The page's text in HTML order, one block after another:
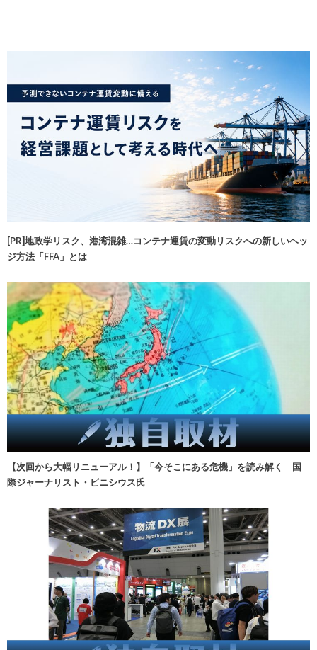
[PR]地政学リスク、港湾混雑…コンテナ運賃の変動リスクへの新しいヘッ
ジ方法「FFA」とは
【次回から大幅リニューアル！】「今そこにある危機」を読み解く 国
際ジャーナリスト・ビニシウス氏